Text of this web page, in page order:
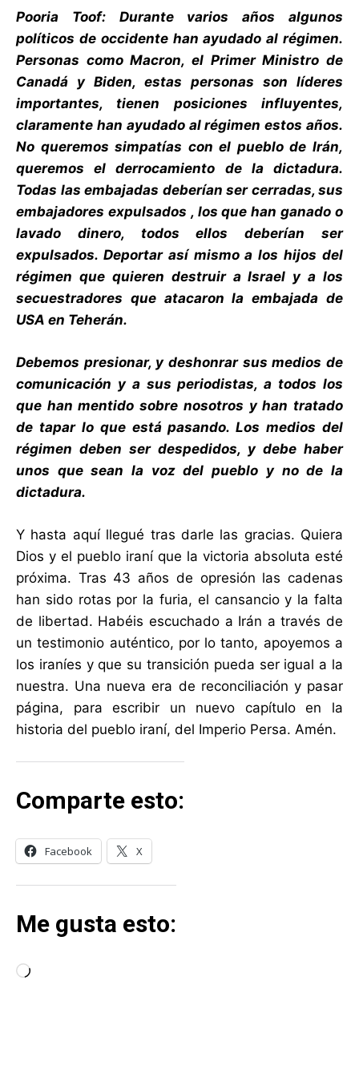
Pooria Toof: Durante varios años algunos
políticos de occidente han ayudado al régimen.
Personas como Macron, el Primer Ministro de
Canadá y Biden, estas personas son líderes
importantes, tienen posiciones influyentes,
claramente han ayudado al régimen estos años.
No queremos simpatías con el pueblo de Irán,
queremos el derrocamiento de la dictadura.
Todas las embajadas deberían ser cerradas, sus
embajadores expulsados , los que han ganado o
lavado dinero, todos ellos deberían ser
expulsados. Deportar así mismo a los hijos del
régimen que quieren destruir a Israel y a los
secuestradores que atacaron la embajada de
USA en Teherán.
Debemos presionar, y deshonrar sus medios de
comunicación y a sus periodistas, a todos los
que han mentido sobre nosotros y han tratado
de tapar lo que está pasando. Los medios del
régimen deben ser despedidos, y debe haber
unos que sean la voz del pueblo y no de la
dictadura.
Y hasta aquí llegué tras darle las gracias. Quiera
Dios y el pueblo iraní que la victoria absoluta esté
próxima. Tras 43 años de opresión las cadenas
han sido rotas por la furia, el cansancio y la falta
de libertad. Habéis escuchado a Irán a través de
un testimonio auténtico, por lo tanto, apoyemos a
los iraníes y que su transición pueda ser igual a la
nuestra. Una nueva era de reconciliación y pasar
página, para escribir un nuevo capítulo en la
historia del pueblo iraní, del Imperio Persa. Amén.
Comparte esto:
Facebook X
Me gusta esto:
C